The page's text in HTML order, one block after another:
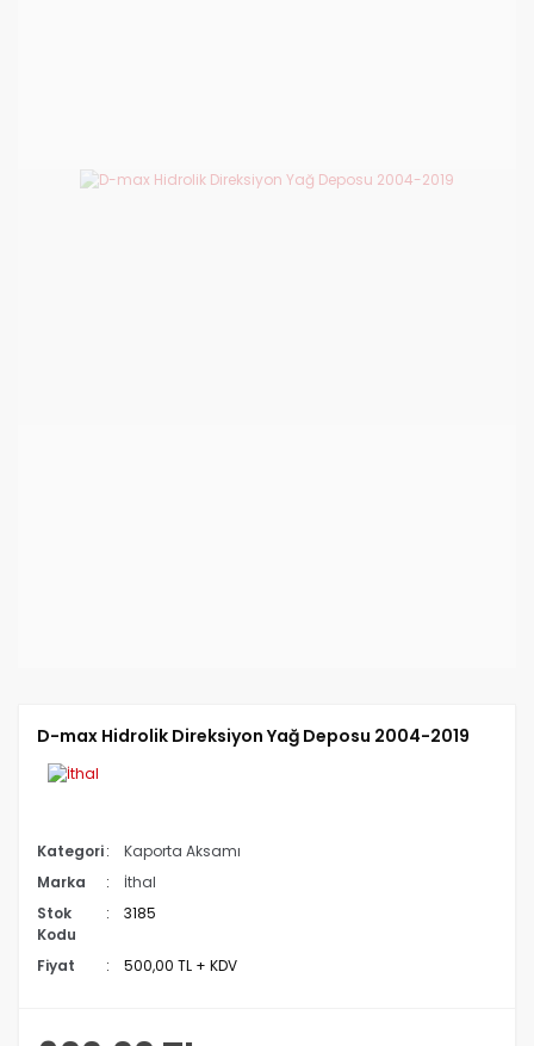
D-max Hidrolik Direksiyon Yağ Deposu 2004-2019
Kategori
Kaporta Aksamı
Marka
İthal
Stok
Kodu
3185
Fiyat 500,00 TL + KDV